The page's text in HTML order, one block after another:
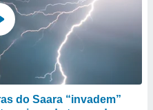
do Saara “invadem”